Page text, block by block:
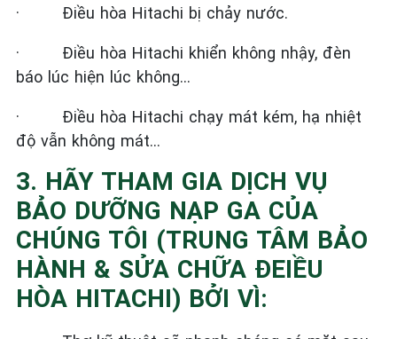
· Điều hòa Hitachi bị chảy nước.
· Điều hòa Hitachi khiển không nhậy, đèn
báo lúc hiện lúc không…
· Điều hòa Hitachi chạy mát kém, hạ nhiệt
độ vẫn không mát…
3. HÃY THAM GIA DỊCH VỤ
BẢO DƯỠNG NẠP GA CỦA
CHÚNG TÔI (TRUNG TÂM BẢO
HÀNH & SỬA CHỮA ĐEIỀU
HÒA HITACHI) BỞI VÌ: